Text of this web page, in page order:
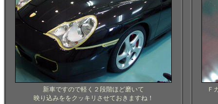
新車ですので軽く２段階ほど磨いて
映り込みををクッキリさせておきますね！
Ｆ